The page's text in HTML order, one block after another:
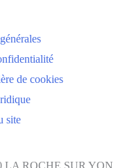
de cookies
site